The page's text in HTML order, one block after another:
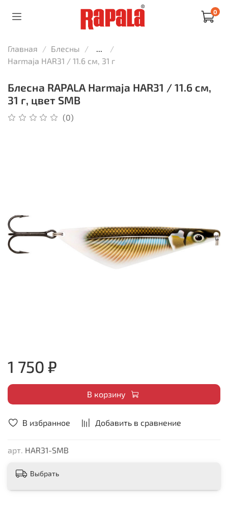
0
Главная Блесны
...
Harmaja HAR31 / 11.6 см, 31 г
Блесна RAPALA Harmaja HAR31 / 11.6 см,
31 г, цвет SMB
(0)
В избранное Добавить в сравнение
арт. HAR31-SMB
1 750 ₽
В корзину
Выбрать